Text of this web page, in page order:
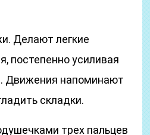
Делают легкие
постепенно усиливая
Движения напоминают
складки.
трех пальцев